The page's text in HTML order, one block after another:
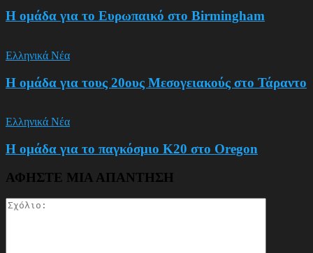
Η ομάδα για το Ευρωπαικό στο Birmingham
Ελληνικά Νέα
Η ομάδα για τους 20ους Μεσογειακούς στο Τάραντο
Ελληνικά Νέα
Η ομάδα για το παγκόσμιο Κ20 στο Oregon
ΑΦΗΣΤΕ ΜΙΑ ΑΠΑΝΤΗΣΗ